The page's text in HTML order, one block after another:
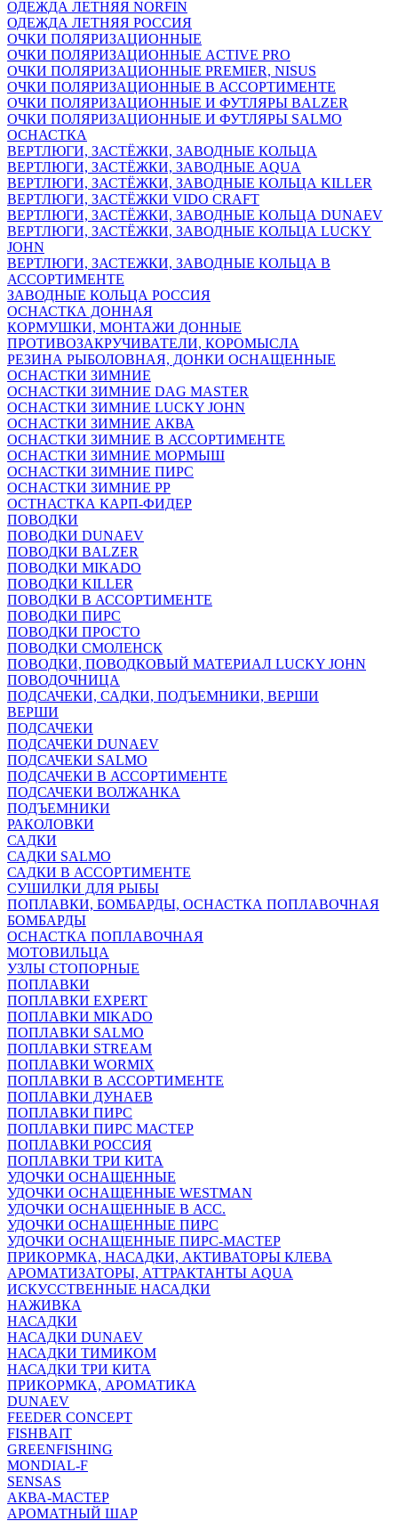
ОДЕЖДА ЛЕТНЯЯ NORFIN
ОДЕЖДА ЛЕТНЯЯ РОССИЯ
ОЧКИ ПОЛЯРИЗАЦИОННЫЕ
ОЧКИ ПОЛЯРИЗАЦИОННЫЕ ACTIVE PRO
ОЧКИ ПОЛЯРИЗАЦИОННЫЕ PREMIER, NISUS
ОЧКИ ПОЛЯРИЗАЦИОННЫЕ В АССОРТИМЕНТЕ
ОЧКИ ПОЛЯРИЗАЦИОННЫЕ И ФУТЛЯРЫ BALZER
ОЧКИ ПОЛЯРИЗАЦИОННЫЕ И ФУТЛЯРЫ SALMO
ОСНАСТКА
ВЕРТЛЮГИ, ЗАСТЁЖКИ, ЗАВОДНЫЕ КОЛЬЦА
ВЕРТЛЮГИ, ЗАСТЁЖКИ, ЗАВОДНЫЕ AQUA
ВЕРТЛЮГИ, ЗАСТЁЖКИ, ЗАВОДНЫЕ КОЛЬЦА KILLER
ВЕРТЛЮГИ, ЗАСТЁЖКИ VIDO CRAFT
ВЕРТЛЮГИ, ЗАСТЁЖКИ, ЗАВОДНЫЕ КОЛЬЦА DUNAEV
ВЕРТЛЮГИ, ЗАСТЁЖКИ, ЗАВОДНЫЕ КОЛЬЦА LUCKY
JOHN
ВЕРТЛЮГИ, ЗАСТЕЖКИ, ЗАВОДНЫЕ КОЛЬЦА В
АССОРТИМЕНТЕ
ЗАВОДНЫЕ КОЛЬЦА РОССИЯ
ОСНАСТКА ДОННАЯ
КОРМУШКИ, МОНТАЖИ ДОННЫЕ
ПРОТИВОЗАКРУЧИВАТЕЛИ, КОРОМЫСЛА
РЕЗИНА РЫБОЛОВНАЯ, ДОНКИ ОСНАЩЕННЫЕ
ОСНАСТКИ ЗИМНИЕ
ОСНАСТКИ ЗИМНИЕ DAG MASTER
ОСНАСТКИ ЗИМНИЕ LUCKY JOHN
ОСНАСТКИ ЗИМНИЕ АКВА
ОСНАСТКИ ЗИМНИЕ В АССОРТИМЕНТЕ
ОСНАСТКИ ЗИМНИЕ МОРМЫШ
ОСНАСТКИ ЗИМНИЕ ПИРС
ОСНАСТКИ ЗИМНИЕ РР
ОСТНАСТКА КАРП-ФИДЕР
ПОВОДКИ
ПОВОДКИ DUNAEV
ПОВОДКИ BALZER
ПОВОДКИ MIKADO
ПОВОДКИ KILLER
ПОВОДКИ В АССОРТИМЕНТЕ
ПОВОДКИ ПИРС
ПОВОДКИ ПРОСТО
ПОВОДКИ СМОЛЕНСК
ПОВОДКИ, ПОВОДКОВЫЙ МАТЕРИАЛ LUCKY JOHN
ПОВОДОЧНИЦА
ПОДСАЧЕКИ, САДКИ, ПОДЪЕМНИКИ, ВЕРШИ
ВЕРШИ
ПОДСАЧЕКИ
ПОДСАЧЕКИ DUNAEV
ПОДСАЧЕКИ SALMO
ПОДСАЧЕКИ В АССОРТИМЕНТЕ
ПОДСАЧЕКИ ВОЛЖАНКА
ПОДЪЕМНИКИ
РАКОЛОВКИ
САДКИ
САДКИ SALMO
САДКИ В АССОРТИМЕНТЕ
СУШИЛКИ ДЛЯ РЫБЫ
ПОПЛАВКИ, БОМБАРДЫ, ОСНАСТКА ПОПЛАВОЧНАЯ
БОМБАРДЫ
ОСНАСТКА ПОПЛАВОЧНАЯ
МОТОВИЛЬЦА
УЗЛЫ СТОПОРНЫЕ
ПОПЛАВКИ
ПОПЛАВКИ EXPERT
ПОПЛАВКИ MIKADO
ПОПЛАВКИ SALMO
ПОПЛАВКИ STREAM
ПОПЛАВКИ WORMIX
ПОПЛАВКИ В АССОРТИМЕНТЕ
ПОПЛАВКИ ДУНАЕВ
ПОПЛАВКИ ПИРС
ПОПЛАВКИ ПИРС МАСТЕР
ПОПЛАВКИ РОССИЯ
ПОПЛАВКИ ТРИ КИТА
УДОЧКИ ОСНАЩЕННЫЕ
УДОЧКИ ОСНАЩЕННЫЕ WESTMAN
УДОЧКИ ОСНАЩЕННЫЕ В АСС.
УДОЧКИ ОСНАЩЕННЫЕ ПИРС
УДОЧКИ ОСНАЩЕННЫЕ ПИРС-МАСТЕР
ПРИКОРМКА, НАСАДКИ, АКТИВАТОРЫ КЛЕВА
АРОМАТИЗАТОРЫ, АТТРАКТАНТЫ AQUA
ИСКУССТВЕННЫЕ НАСАДКИ
НАЖИВКА
НАСАДКИ
НАСАДКИ DUNAEV
НАСАДКИ ТИМИКОМ
НАСАДКИ ТРИ КИТА
ПРИКОРМКА, АРОМАТИКА
DUNAEV
FEEDER CONCEPT
FISHBAIT
GREENFISHING
MONDIAL-F
SENSAS
АКВА-МАСТЕР
АРОМАТНЫЙ ШАР